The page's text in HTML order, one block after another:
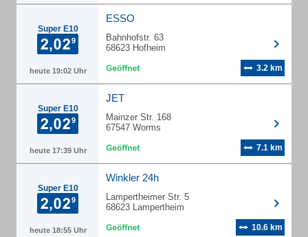
Super E10
heute 19:02 Uhr
ESSO
Bahnhofstr. 63
68623 Hofheim
3.2 km
Super E10
heute 17:39 Uhr
JET
Mainzer Str. 168
67547 Worms
7.1 km
Super E10
heute 18:55 Uhr
Winkler 24h
Lampertheimer Str. 5
68623 Lampertheim
10.6 km